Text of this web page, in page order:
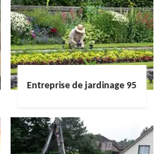
Entreprise de jardinage 95